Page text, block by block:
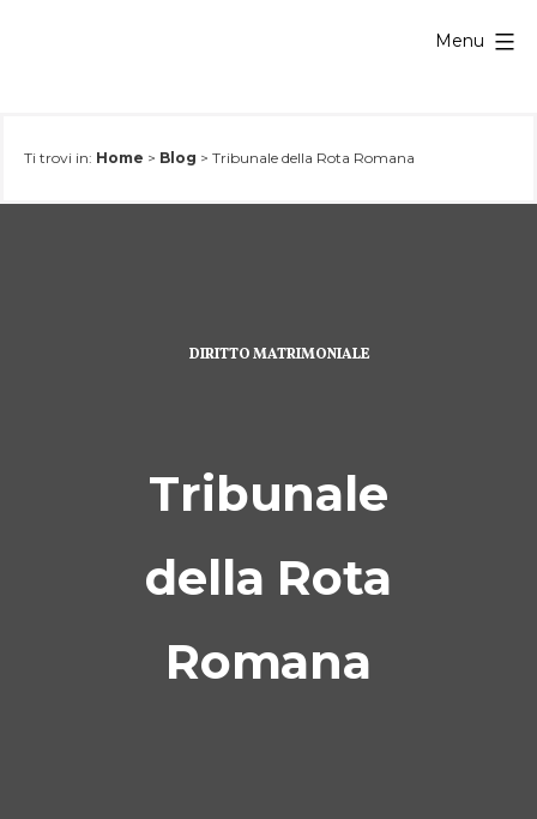
Menu
Ti trovi in: Home > Blog > Tribunale della Rota Romana
DIRITTO MATRIMONIALE
Tribunale
della Rota
Romana